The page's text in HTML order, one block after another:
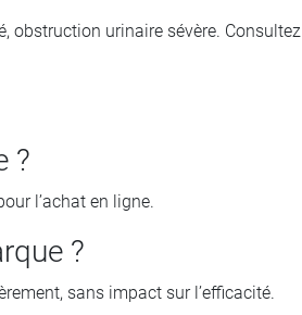
urinaire sévère.
?
l’achat en ligne.
?
sans impact sur l’efficacité.